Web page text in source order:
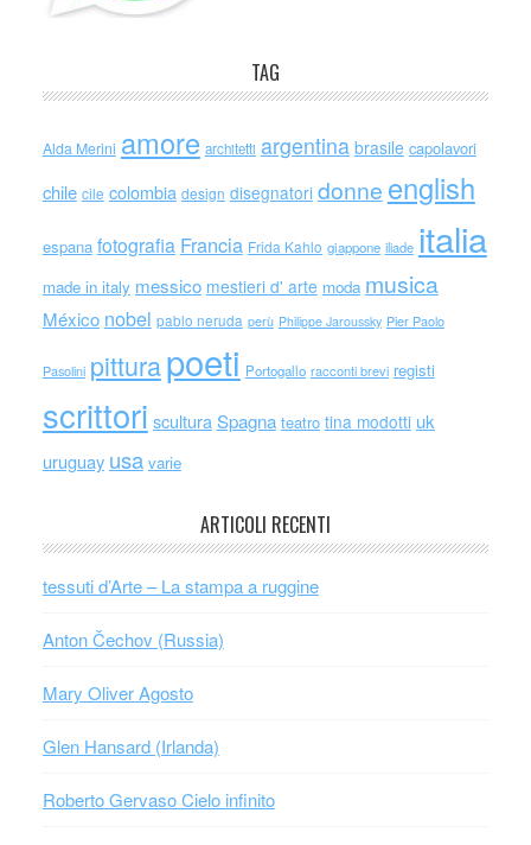
TAG
Alda Merini amore architetti argentina brasile capolavori
chile cile colombia design disegnatori donne english
espana fotografia Francia Frida Kahlo giappone iliade italia
made in italy messico mestieri d' arte moda musica
México nobel pablo neruda perù Philippe Jaroussky Pier Paolo
Pasolini pitturapoeti Portogallo racconti brevi registi
scrittori scultura Spagna teatro tina modotti uk
uruguay usa varie
ARTICOLI RECENTI
tessuti d’Arte – La stampa a ruggine
Anton Čechov (Russia)
Mary Oliver Agosto
Glen Hansard (Irlanda)
Roberto Gervaso Cielo infinito